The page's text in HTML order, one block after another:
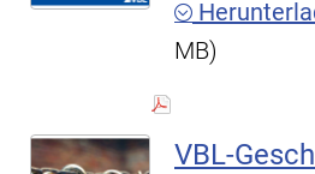
MB)
VBL-